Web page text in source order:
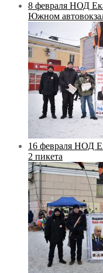
8 февраля НОД
Южном
16 февраля НОД
2 пикета